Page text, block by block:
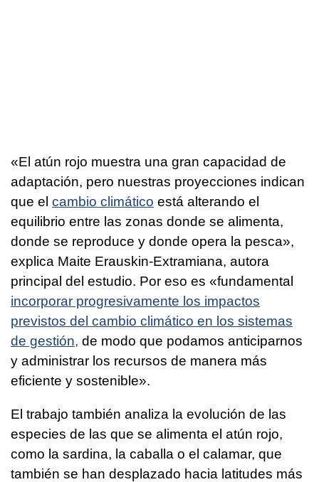
«El atún rojo muestra una gran capacidad de
adaptación, pero nuestras proyecciones indican
que el cambio climático está alterando el
equilibrio entre las zonas donde se alimenta,
donde se reproduce y donde opera la pesca»,
explica Maite Erauskin-Extramiana, autora
principal del estudio. Por eso es «fundamental
incorporar progresivamente los impactos
previstos del cambio climático en los sistemas
de gestión, de modo que podamos anticiparnos
y administrar los recursos de manera más
eficiente y sostenible».
El trabajo también analiza la evolución de las
especies de las que se alimenta el atún rojo,
como la sardina, la caballa o el calamar, que
también se han desplazado hacia latitudes más